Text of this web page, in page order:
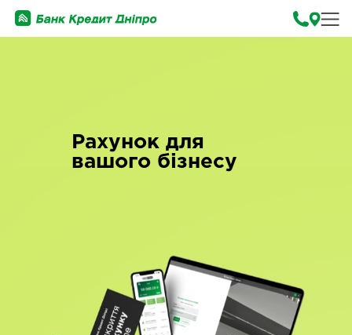
Рахунок для
вашого бізнесу